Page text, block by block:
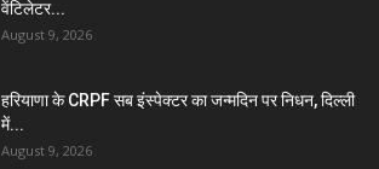
वेंटिलेटर...
August 9, 2026
हरियाणा के CRPF सब इंस्पेक्टर का जन्मदिन पर निधन, दिल्ली
में...
August 9, 2026